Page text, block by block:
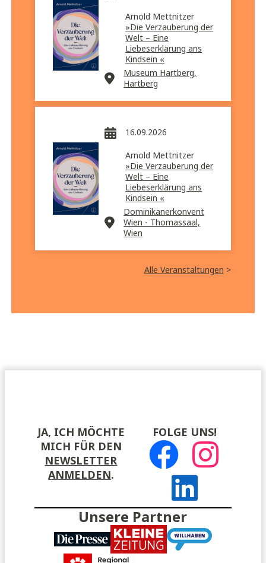
Arnold Mettnitzer
»Die Verzauberung der
Welt – Eine
Liebeserklärung ans
Kindsein «
Museum Hartberg,
Hartberg
16.09.2026
Arnold Mettnitzer
»Die Verzauberung der
Welt – Eine
Liebeserklärung ans
Kindsein «
Dominikanerkonvent
Wien - Thomassaal,
Wien
Alle Veranstaltungen >
JA, ICH MÖCHTE
MICH FÜR DEN
NEWSLETTER
ANMELDEN.
FOLGE UNS!
Unsere Partner